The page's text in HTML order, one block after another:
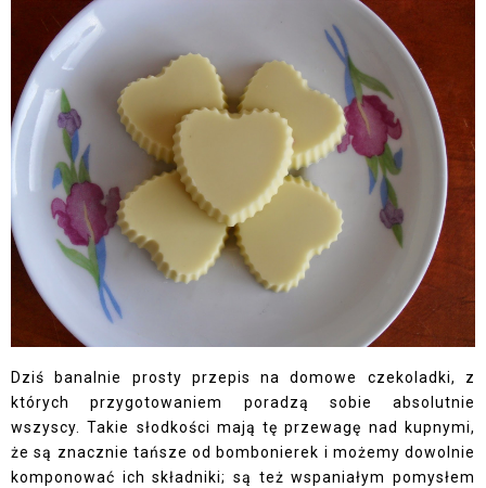
Dziś banalnie prosty przepis na domowe czekoladki, z
których przygotowaniem poradzą sobie absolutnie
wszyscy. Takie słodkości mają tę przewagę nad kupnymi,
że są znacznie tańsze od bombonierek i możemy dowolnie
komponować ich składniki; są też wspaniałym pomysłem